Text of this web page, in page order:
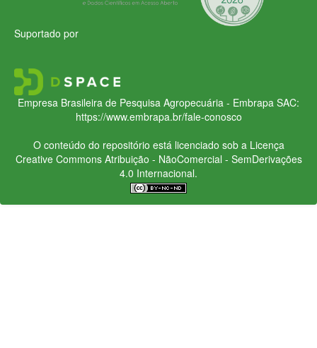
Suportado por
Empresa Brasileira de Pesquisa Agropecuária - Embrapa SAC:
https://www.embrapa.br/fale-conosco
O conteúdo do repositório está licenciado sob a Licença
Creative CommonsAtribuição - NãoComercial - SemDerivações
4.0 Internacional.